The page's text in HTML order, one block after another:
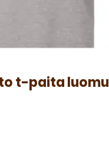
t-paita luomu